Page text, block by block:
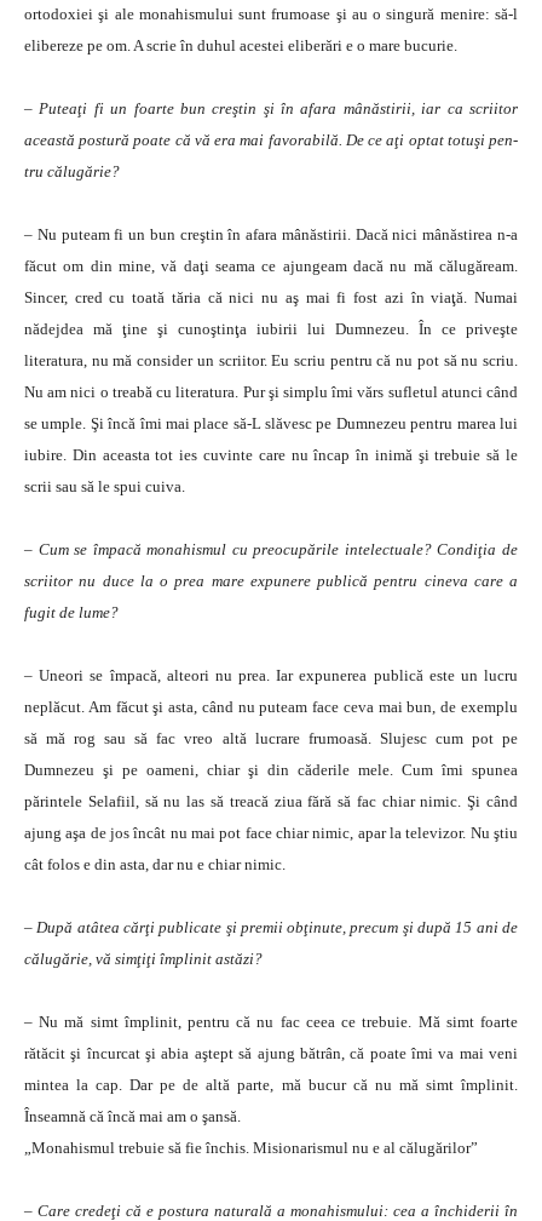
orto­doxiei şi ale monahismului sunt fru­moase şi au o singură menire: să-l
eli­bereze pe om. A scrie în duhul acestei eliberări e o mare bucurie.
– Puteaţi fi un foarte bun creştin şi în afara mânăstirii, iar ca scriitor
această postură poate că vă era mai favorabilă. De ce aţi optat totuşi pen­
tru călugărie?
– Nu puteam fi un bun creştin în afara mânăstirii. Dacă nici mânăstirea n-a
făcut om din mine, vă daţi seama ce ajungeam dacă nu mă călugăream.
Sincer, cred cu toată tăria că nici nu aş mai fi fost azi în viaţă. Numai
nădejdea mă ţine şi cunoştinţa iubirii lui Dumne­zeu. În ce priveşte
literatura, nu mă consider un scriitor. Eu scriu pentru că nu pot să nu scriu.
Nu am nici o trea­bă cu literatura. Pur şi simplu îmi vărs sufletul atunci când
se umple. Şi încă îmi mai place să-L slăvesc pe Dumnezeu pentru marea lui
iubire. Din aceasta tot ies cuvinte care nu încap în inimă şi trebuie să le
scrii sau să le spui cuiva.
– Cum se împacă monahismul cu preocupările intelectuale? Condiţia de
scriitor nu duce la o prea mare expunere publică pentru cineva care a
fugit de lume?
– Uneori se împacă, alteori nu prea. Iar expunerea publică este un lucru
neplăcut. Am făcut şi asta, când nu puteam face ceva mai bun, de exemplu
să mă rog sau să fac vreo altă lucrare frumoasă. Slujesc cum pot pe
Dumnezeu şi pe oameni, chiar şi din căderile mele. Cum îmi spunea
părintele Selafiil, să nu las să treacă ziua fără să fac chiar nimic. Şi când
ajung aşa de jos încât nu mai pot face chiar nimic, apar la televizor. Nu ştiu
cât folos e din asta, dar nu e chiar nimic.
– După atâtea cărţi publicate şi premii obţinute, precum şi după 15 ani de
călugărie, vă simţiţi împlinit astăzi?
– Nu mă simt împlinit, pentru că nu fac ceea ce trebuie. Mă simt foarte
rătăcit şi încurcat şi abia aştept să ajung bătrân, că poate îmi va mai veni
mintea la cap. Dar pe de altă parte, mă bucur că nu mă simt împlinit.
Înseamnă că încă mai am o şansă.
„Monahismul trebuie să fie închis. Misionarismul nu e al călugărilor”
– Care credeţi că e postura naturală a mona­hismului: cea a închiderii în